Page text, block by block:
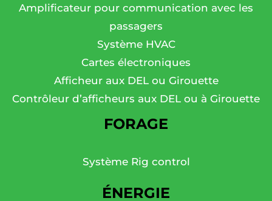
Amplificateur pour communication avec les
passagers
Système HVAC
Cartes électroniques
Afficheur aux DEL ou Girouette
Contrôleur d’afficheurs aux DEL ou à Girouette
FORAGE
Système Rig control
ÉNERGIE